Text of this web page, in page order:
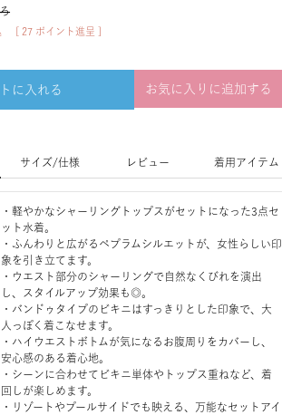
27 ポイント進呈 ]
に入れる お気に入りに追加する
サイズ/仕様 レビュー 着用アイテム
・軽やかなシャーリングトップスがセットになった3点セ
ット水着。
・ふんわりと広がるペプラムシルエットが、女性らしい印
象を引き立てます。
・ウエスト部分のシャーリングで自然なくびれを演出
し、スタイルアップ効果も◎。
・バンドゥタイプのビキニはすっきりとした印象で、大
人っぽく着こなせます。
・ハイウエストボトムが気になるお腹周りをカバーし、
安心感のある着心地。
・シーンに合わせてビキニ単体やトップス重ねなど、着
回しが楽しめます。
・リゾートやプールサイドでも映える、万能なセットアイ